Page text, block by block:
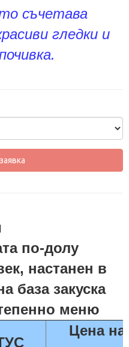
съчетава
гледки и
по-долу
настанен в
база закуска
меню
Цена на